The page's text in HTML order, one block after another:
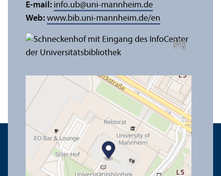
C
r
e
di
t:
A
n
n
a
L
o
g
u
e
E-mail: info.ub@uni-mannheim.de
Web: www.bib.uni-mannheim.de/en